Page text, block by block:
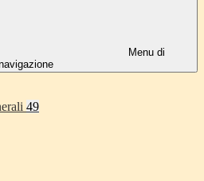
Menu di
49